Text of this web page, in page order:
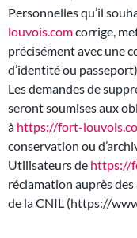
Personnelles qu’il
louvois.comcorrige,
précisément avec une
d’identité ou
Les demandes de
seront soumises aux
à https://fort-
conservation ou
Utilisateurs de https://
réclamation auprès
de la CNIL (https://